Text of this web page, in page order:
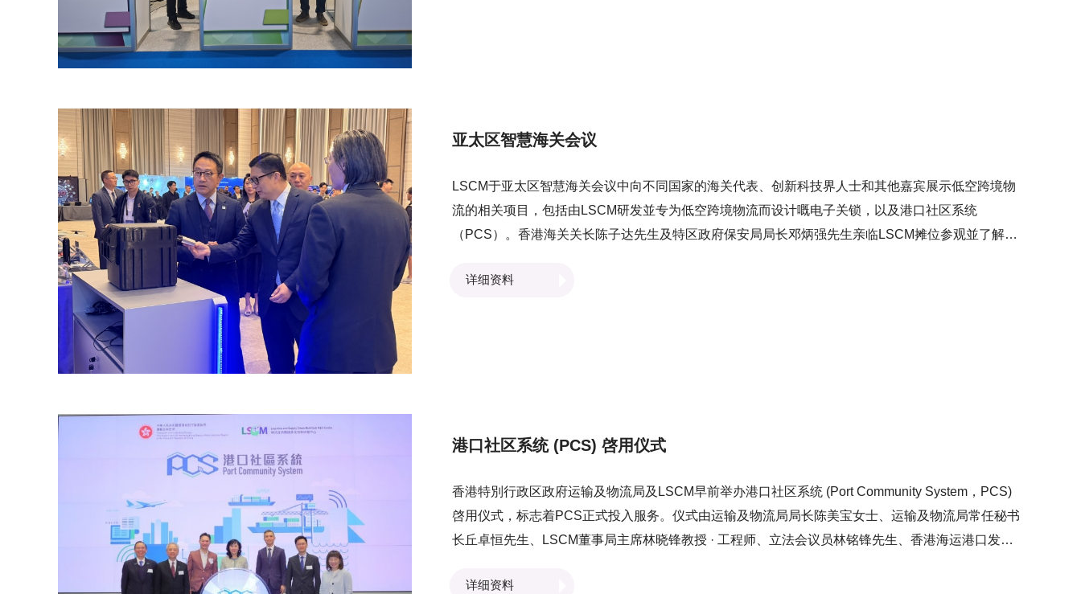
亚太区智慧海关会议
LSCM于亚太区智慧海关会议中向不同国家的海关代表、创新科技界人士和其他嘉宾展示低空跨境物
流的相关项目，包括由LSCM研发並专为低空跨境物流而设计嘅电子关锁，以及港口社区系统
（PCS）。香港海关关长陈子达先生及特区政府保安局局长邓炳强先生亲临LSCM摊位参观並了解
发的技术如何促进跨境贸易並提升跨境物流效率。
详细资料
港口社区系统 (PCS) 啓用仪式
香港特別行政区政府运输及物流局及LSCM早前举办港口社区系统 (Port Community System，PCS)
啓用仪式，标志着PCS正式投入服务。仪式由运输及物流局局长陈美宝女士、运输及物流局常任秘书
长丘卓恒先生、LSCM董事局主席林晓锋教授 · 工程师、立法会议员林铭锋先生、香港海运港口发展
广扬先生主礼 ，见证PCS正式啓用。 于活动上，运输及物流局副秘书长暨海运及港口发展专员陈婉
详细资料